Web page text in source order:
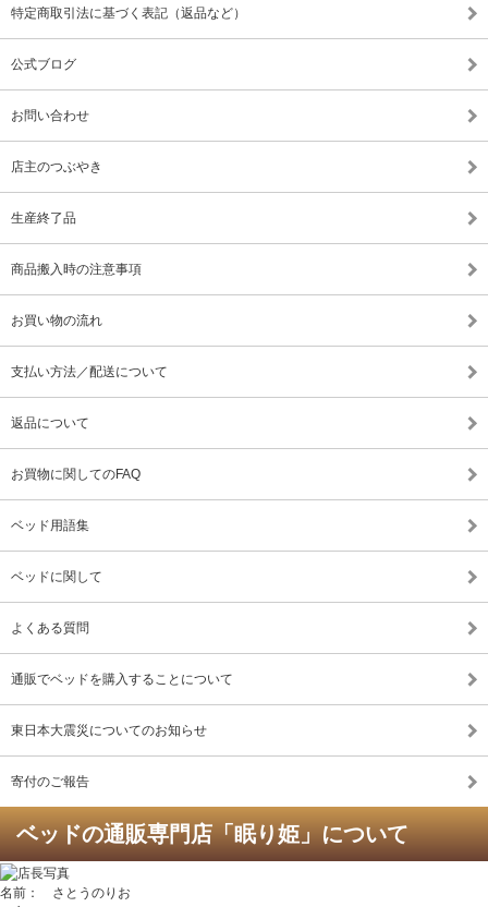
特定商取引法に基づく表記（返品など）
公式ブログ
お問い合わせ
店主のつぶやき
生産終了品
商品搬入時の注意事項
お買い物の流れ
支払い方法／配送について
返品について
お買物に関してのFAQ
ベッド用語集
ベッドに関して
よくある質問
通販でベッドを購入することについて
東日本大震災についてのお知らせ
寄付のご報告
ベッドの通販専門店「眠り姫」について
名前： さとうのりお